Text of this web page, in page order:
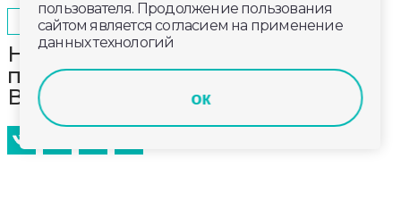
ОБЩЕСТВО 2026-04-20 08:00
Награды первенства России
привезли каратисты
Владимирской области из Орла
пользователя. Продолжение пользования
сайтом является согласием на применение
данных технологий
ок